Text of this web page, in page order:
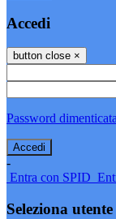
Accedi
button close ×
Password
-
Entra con SPID
Seleziona utente